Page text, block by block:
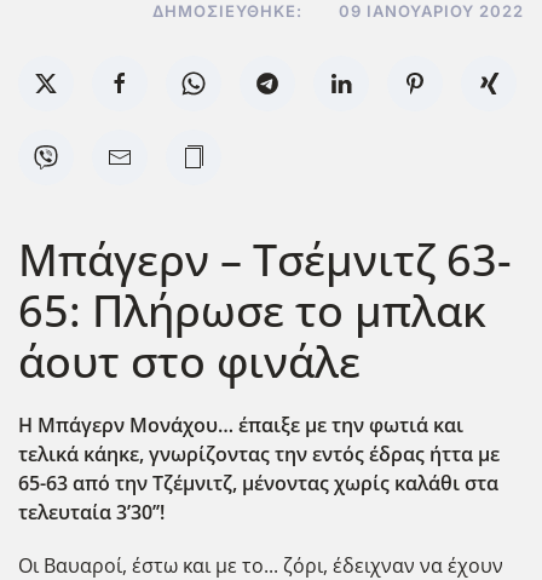
ΔΗΜΟΣΙΕΎΘΗΚΕ: 09 ΙΑΝΟΥΑΡΊΟΥ 2022
Μπάγερν – Τσέμνιτζ 63-
65: Πλήρωσε το μπλακ
άουτ στο φινάλε
Η Μπάγερν Μονάχου… έπαιξε με την φωτιά και
τελικά κάηκε, γνωρίζοντας την εντός έδρας ήττα με
65-63 από την Τζέμνιτζ, μένοντας χωρίς καλάθι στα
τελευταία 3’30’’!
Οι Βαυαροί, έστω και με το... ζόρι, έδειχναν να έχουν